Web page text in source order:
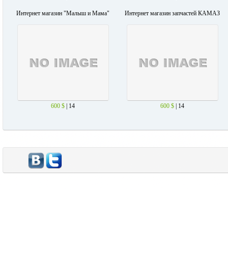
Интернет магазин "Малыш и Мама"
600 $ | 14
Интернет магазин запчастей КАМАЗ
600 $ | 14